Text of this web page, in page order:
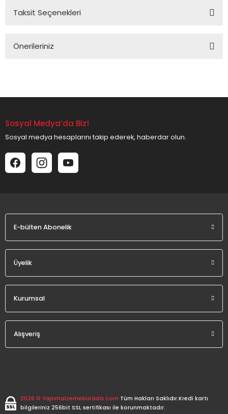
Taksit Seçenekleri
Önerileriniz
Ürün resmi kalitesiz, bozuk veya görüntülenemiyor.
Ürün açıklamasında eksik bilgiler bulunuyor.
Ürün bilgilerinde hatalar bulunuyor.
Ürün fiyatı diğer sitelerden daha pahalı.
Gönder
Sosyal Medya’da Biz!
Sosyal medya hesaplarını takip ederek, haberdar olun.
E-bülten Abonelik
Üyelik
Kurumsal
Alışveriş
2026 © Yapımalzemeburada.com Tüm Hakları Saklıdır.Kredi kartı
bilgileriniz 256bit SSL sertifikası ile korunmaktadır.